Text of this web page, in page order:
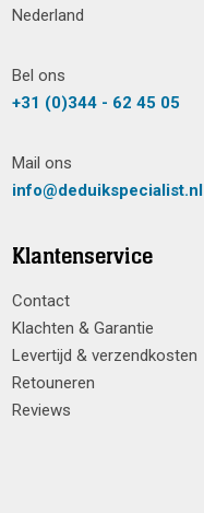
Nederland
Bel ons
+31 (0)344 - 62 45 05
Mail ons
info@deduikspecialist.nl
Klantenservice
Contact
Klachten & Garantie
Levertijd & verzendkosten
Retouneren
Reviews